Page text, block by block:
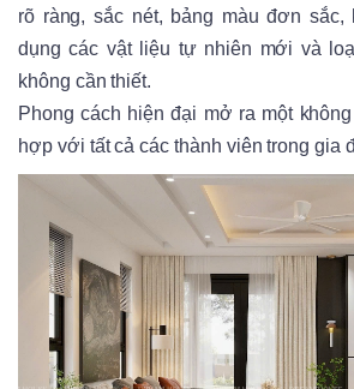
rõ ràng, sắc nét, bảng màu đơn sắc,
dụng các vật liệu tự nhiên mới và
không cần thiết.
Phong cách hiện đại mở ra một
hợp với tất cả các thành viên trong gia